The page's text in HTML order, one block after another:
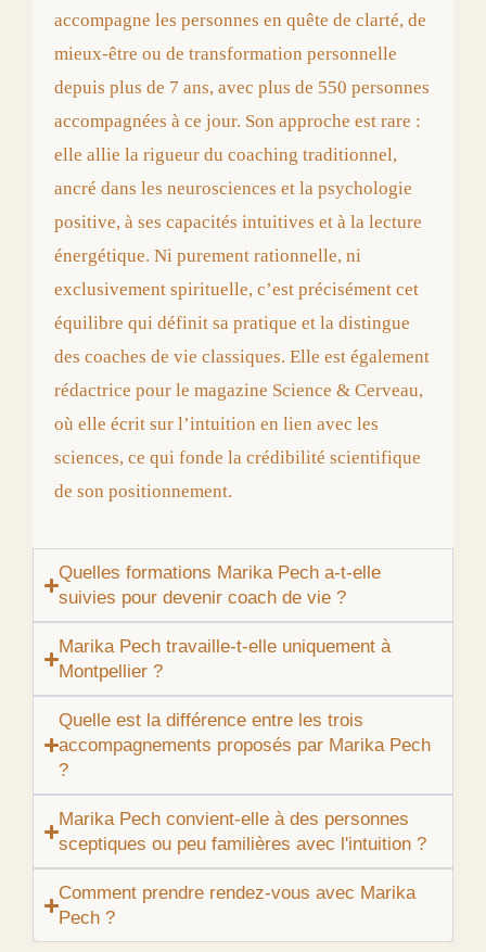
accompagne les personnes en quête de clarté, de
mieux-être ou de transformation personnelle
depuis plus de 7 ans, avec plus de 550 personnes
accompagnées à ce jour. Son approche est rare :
elle allie la rigueur du coaching traditionnel,
ancré dans les neurosciences et la psychologie
positive, à ses capacités intuitives et à la lecture
énergétique. Ni purement rationnelle, ni
exclusivement spirituelle, c’est précisément cet
équilibre qui définit sa pratique et la distingue
des coaches de vie classiques. Elle est également
rédactrice pour le magazine Science & Cerveau,
où elle écrit sur l’intuition en lien avec les
sciences, ce qui fonde la crédibilité scientifique
de son positionnement.
Quelles formations Marika Pech a-t-elle
suivies pour devenir coach de vie ?
Marika Pech travaille-t-elle uniquement à
Montpellier ?
Quelle est la différence entre les trois
accompagnements proposés par Marika Pech
?
Marika Pech convient-elle à des personnes
sceptiques ou peu familières avec l'intuition ?
Comment prendre rendez-vous avec Marika
Pech ?